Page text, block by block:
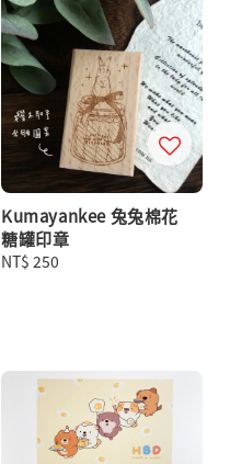
Kumayankee 兔兔棉花
糖罐印章
Regular
NT$ 250